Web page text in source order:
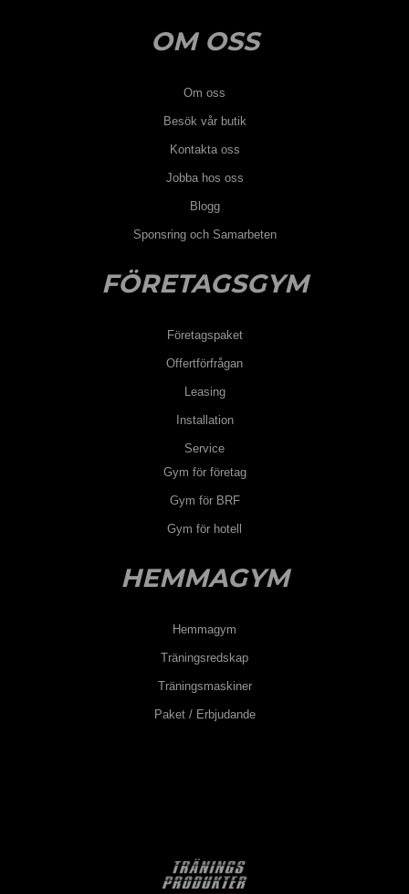
OM OSS
Om oss
Besök vår butik
Kontakta oss
Jobba hos oss
Blogg
Sponsring och Samarbeten
FÖRETAGSGYM
Företagspaket
Offertförfrågan
Leasing
Installation
Service
Gym för företag
Gym för BRF
Gym för hotell
HEMMAGYM
Hemmagym
Träningsredskap
Träningsmaskiner
Paket / Erbjudande